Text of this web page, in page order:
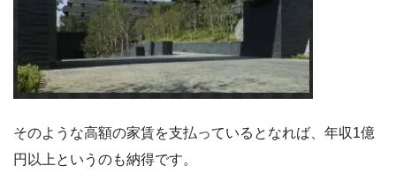
そのような高額の家賃を支払っているとなれば、年収1億
円以上というのも納得です。